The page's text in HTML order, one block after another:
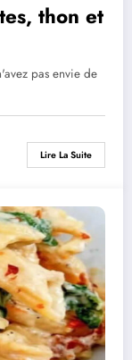
thon et
pas envie de
Lire La Suite